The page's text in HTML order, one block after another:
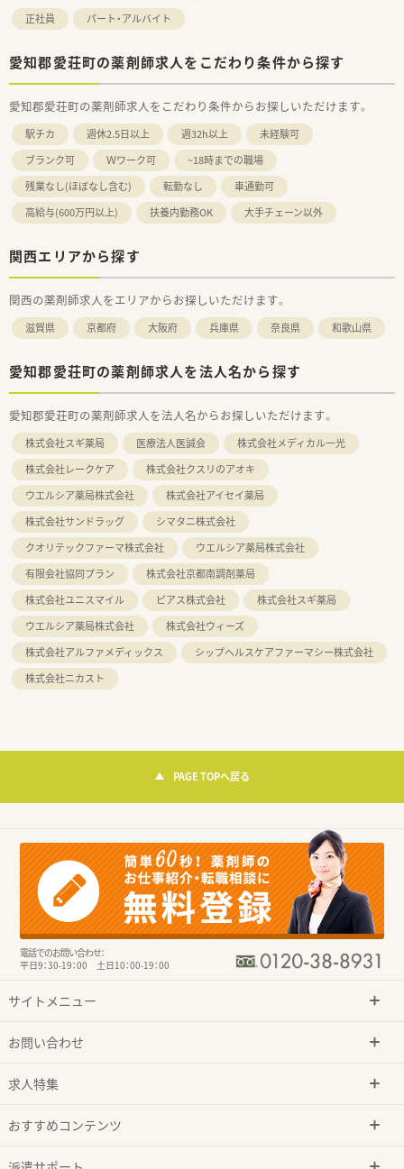
正社員 パート・アルバイト
愛知郡愛荘町の薬剤師求人をこだわり条件から探す
愛知郡愛荘町の薬剤師求人をこだわり条件からお探しいただけます。
駅チカ 週休2.5日以上 週32h以上
未経験可
ブランク可
Ｗワーク可
~18時までの職場
残業なし(ほぼなし含む)
転勤なし
車通勤可
高給与(600万円以上)
扶養内勤務OK 大手チェーン以外
関西エリアから探す
関西の薬剤師求人をエリアからお探しいただけます。
滋賀県 京都府 大阪府 兵庫県 奈良県 和歌山県
愛知郡愛荘町の薬剤師求人を法人名から探す
愛知郡愛荘町の薬剤師求人を法人名からお探しいただけます。
株式会社スギ薬局 医療法人医誠会
株式会社メディカル一光
株式会社レークケア
株式会社クスリのアオキ
ウエルシア薬局株式会社
株式会社アイセイ薬局
株式会社サンドラッグ
シマタニ株式会社
クオリテックファーマ株式会社
ウエルシア薬局株式会社
有限会社協同プラン
株式会社京都南調剤薬局
株式会社ユニスマイル
ピアス株式会社
株式会社スギ薬局
ウエルシア薬局株式会社
株式会社ウィーズ
株式会社アルファメディックス
シップヘルスケアファーマシー株式会社
株式会社ニカスト
PAGE TOPへ戻る
電話でのお問い合わせ：
平日9：30-19：00 土日10：00-19：00
サイトメニュー
お問い合わせ
求人特集
おすすめコンテンツ